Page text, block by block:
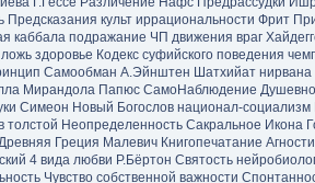
Предсказания культ иррациональности Фрит
каббала подражание ЧП движения враг
здоровье Кодекс суфийского поведения
Самообман А.Эйнштен Шатхийат нирвана
Мирандола Папюс СамоНаблюдение
Симеон Новый Богослов национал-социализм
толстой Неопределенность Сакральное Икона
Древняя Греция Малевич Книгопечатание
4 вида любви Р.Бёртон Святость
Чувство собственной важности